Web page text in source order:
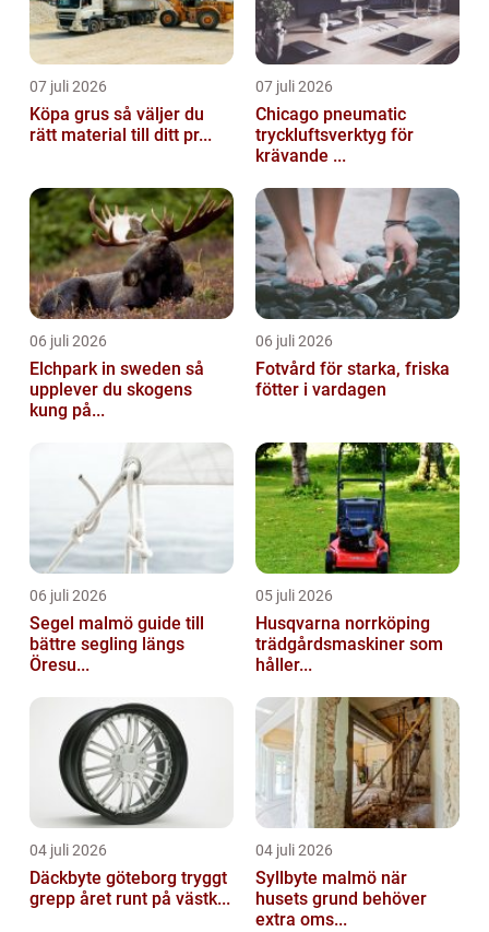
07 juli 2026
Köpa grus så väljer du
rätt material till ditt pr...
07 juli 2026
Chicago pneumatic
tryckluftsverktyg för
krävande ...
06 juli 2026
Elchpark in sweden så
upplever du skogens
kung på...
06 juli 2026
Fotvård för starka, friska
fötter i vardagen
06 juli 2026
Segel malmö guide till
bättre segling längs
Öresu...
05 juli 2026
Husqvarna norrköping
trädgårdsmaskiner som
håller...
04 juli 2026
Däckbyte göteborg tryggt
grepp året runt på västk...
04 juli 2026
Syllbyte malmö när
husets grund behöver
extra oms...